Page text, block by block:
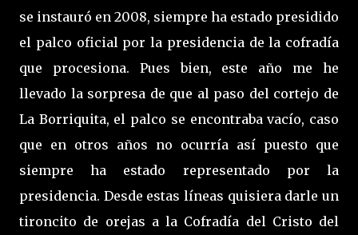
se instauró en 2008, siempre ha estado presidido
el palco oficial por la presidencia de la cofradía
que procesiona. Pues bien, este año me he
llevado la sorpresa de que al paso del cortejo de
La Borriquita, el palco se encontraba vacío, caso
que en otros años no ocurría así puesto que
siempre ha estado representado por la
presidencia. Desde estas líneas quisiera darle un
tironcito de orejas a la Cofradía del Cristo del